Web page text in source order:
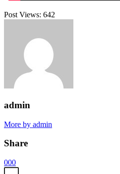
Post Views: 642
admin
More by admin
Share
000